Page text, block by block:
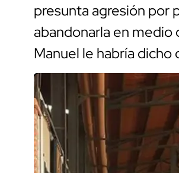
presunta agresión por
abandonarla en medio
Manuel le habría